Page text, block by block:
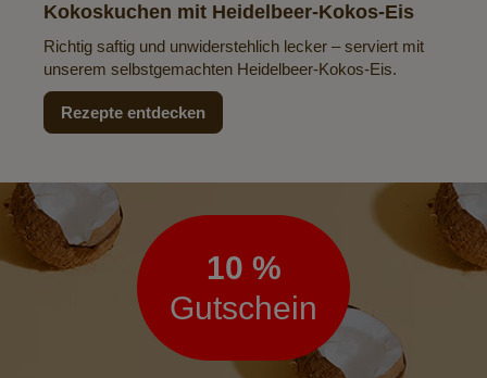
Kokoskuchen mit Heidelbeer-Kokos-Eis
Richtig saftig und unwiderstehlich lecker – serviert mit
unserem selbstgemachten Heidelbeer-Kokos-Eis.
Rezepte entdecken
Newsletter
10 %
Gutschein